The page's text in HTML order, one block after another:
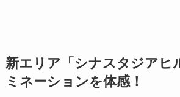
新エリア「シナスタジアヒ
ミネーションを体感！